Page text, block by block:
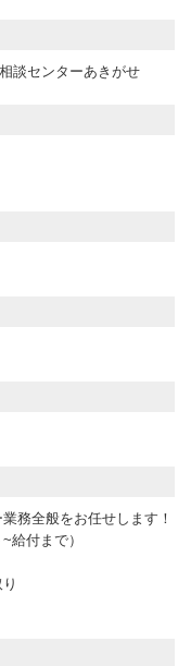
談センターあきがせ
務全般をお任せします！
給付まで）